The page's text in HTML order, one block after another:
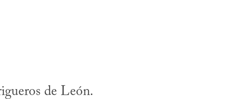
de León.